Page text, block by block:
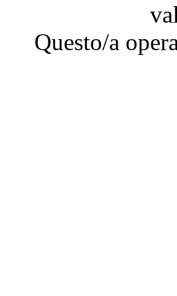
Questo/a